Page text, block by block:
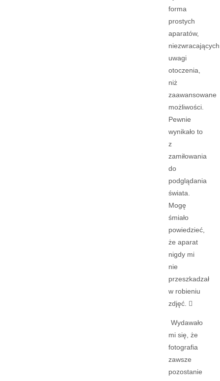
forma
prostych
aparatów,
niezwracających
uwagi
otoczenia,
niż
zaawansowane
możliwości.
Pewnie
wynikało to
z
zamiłowania
do
podglądania
świata.
Mogę
śmiało
powiedzieć,
że aparat
nigdy mi
nie
przeszkadzał
w robieniu
zdjęć.

Wydawało
mi się, że
fotografia
zawsze
pozostanie